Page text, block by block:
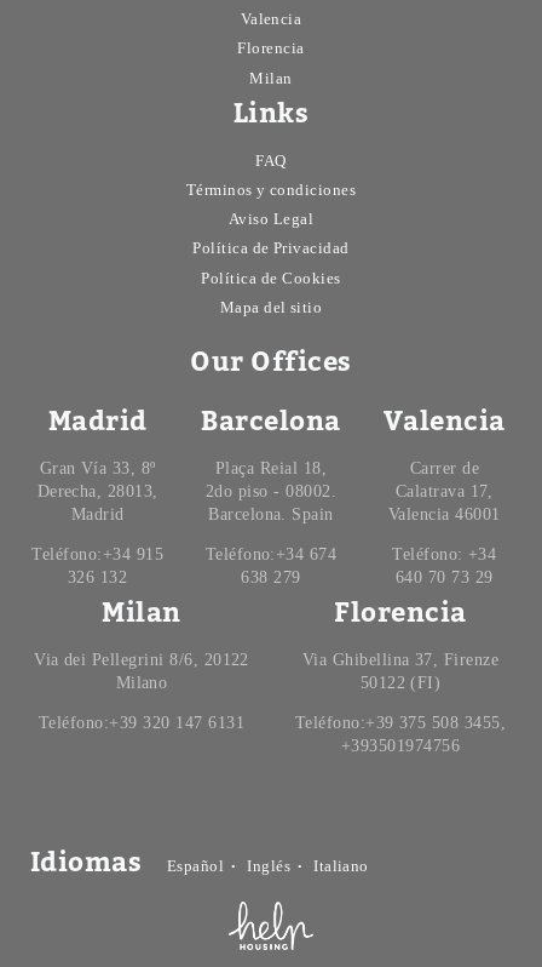
Valencia
Florencia
Milan
Links
FAQ
Términos y condiciones
Aviso Legal
Política de Privacidad
Política de Cookies
Mapa del sitio
Our Offices
Madrid
Gran Vía 33, 8º
Derecha, 28013,
Madrid
Teléfono:+34 915
326 132
Barcelona
Plaça Reial 18,
2do piso - 08002.
Barcelona. Spain
Teléfono:+34 674
638 279
Valencia
Carrer de
Calatrava 17,
Valencia 46001
Teléfono: +34
640 70 73 29
Milan
Via dei Pellegrini 8/6, 20122
Milano
Teléfono:+39 320 147 6131
Florencia
Via Ghibellina 37, Firenze
50122 (FI)
Teléfono:+39 375 508 3455,
+393501974756
Idiomas Español Inglés Italiano